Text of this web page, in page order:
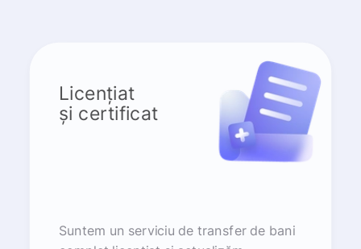
Licențiat
și certificat
Suntem un serviciu de transfer de bani